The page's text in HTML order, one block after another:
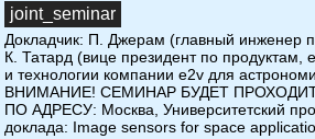
joint_seminar
Докладчик: П. Джерам (главный инженер
К. Татард (вице президент по продуктам,
и технологии компании e2v для
ВНИМАНИЕ! СЕМИНАР БУДЕТ
ПО АДРЕСУ: Москва, Университетский
доклада: Image sensors for space